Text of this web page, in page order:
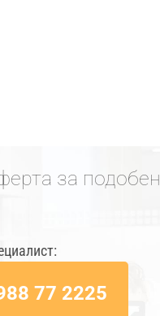
за подобен
77 2225